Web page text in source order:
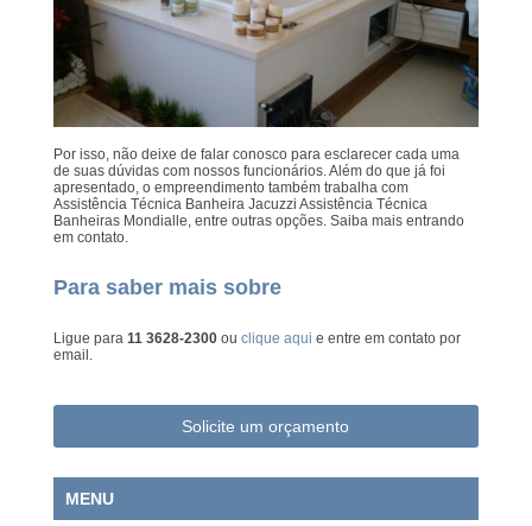
Por isso, não deixe de falar conosco para esclarecer cada uma
de suas dúvidas com nossos funcionários. Além do que já foi
apresentado, o empreendimento também trabalha com
Assistência Técnica Banheira Jacuzzi Assistência Técnica
Banheiras Mondialle, entre outras opções. Saiba mais entrando
em contato.
Para saber mais sobre
Ligue para 11 3628-2300ou clique aqui e entre em contato por
email.
Solicite um orçamento
MENU